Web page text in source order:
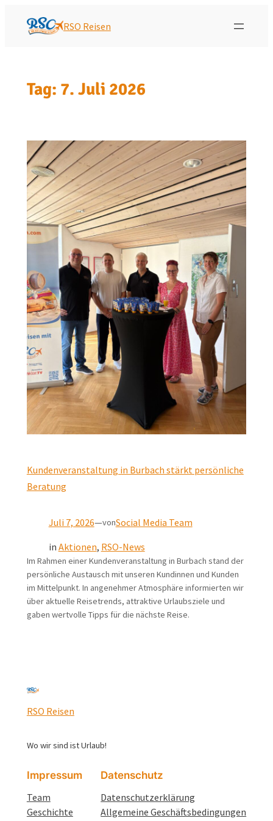
RSO Reisen
Tag: 7. Juli 2026
Kundenveranstaltung in Burbach stärkt persönliche
Beratung
Juli 7, 2026—vonSocial Media Team
in Aktionen, RSO-News
Im Rahmen einer Kundenveranstaltung in Burbach stand der
persönliche Austausch mit unseren Kundinnen und Kunden
im Mittelpunkt. In angenehmer Atmosphäre informierten wir
über aktuelle Reisetrends, attraktive Urlaubsziele und
gaben wertvolle Tipps für die nächste Reise.
RSO Reisen
Wo wir sind ist Urlaub!
Impressum
Team
Geschichte
Datenschutz
Datenschutzerklärung
Allgemeine Geschäftsbedingungen